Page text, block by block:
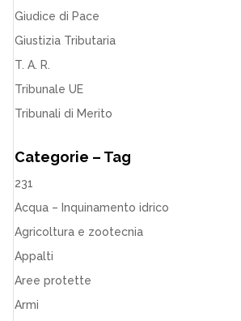
Giudice di Pace
Giustizia Tributaria
T. A. R.
Tribunale UE
Tribunali di Merito
Categorie – Tag
231
Acqua – Inquinamento idrico
Agricoltura e zootecnia
Appalti
Aree protette
Armi